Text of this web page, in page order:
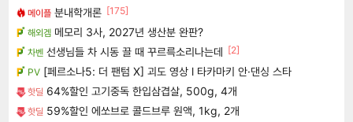
메이플 분내학개론 [175]
해외겜 메모리 3사, 2027년 생산분 완판?
차벤 선생님들 차 시동 끌 때 꾸르륵소리나는데 [2]
PV [페르소나5: 더 팬텀 X] 괴도 영상 l 타카마키 안·댄싱 스타
핫딜 64%할인 고기중독 한입삼겹살, 500g, 4개
핫딜 59%할인 에쏘브로 콜드브루 원액, 1kg, 2개